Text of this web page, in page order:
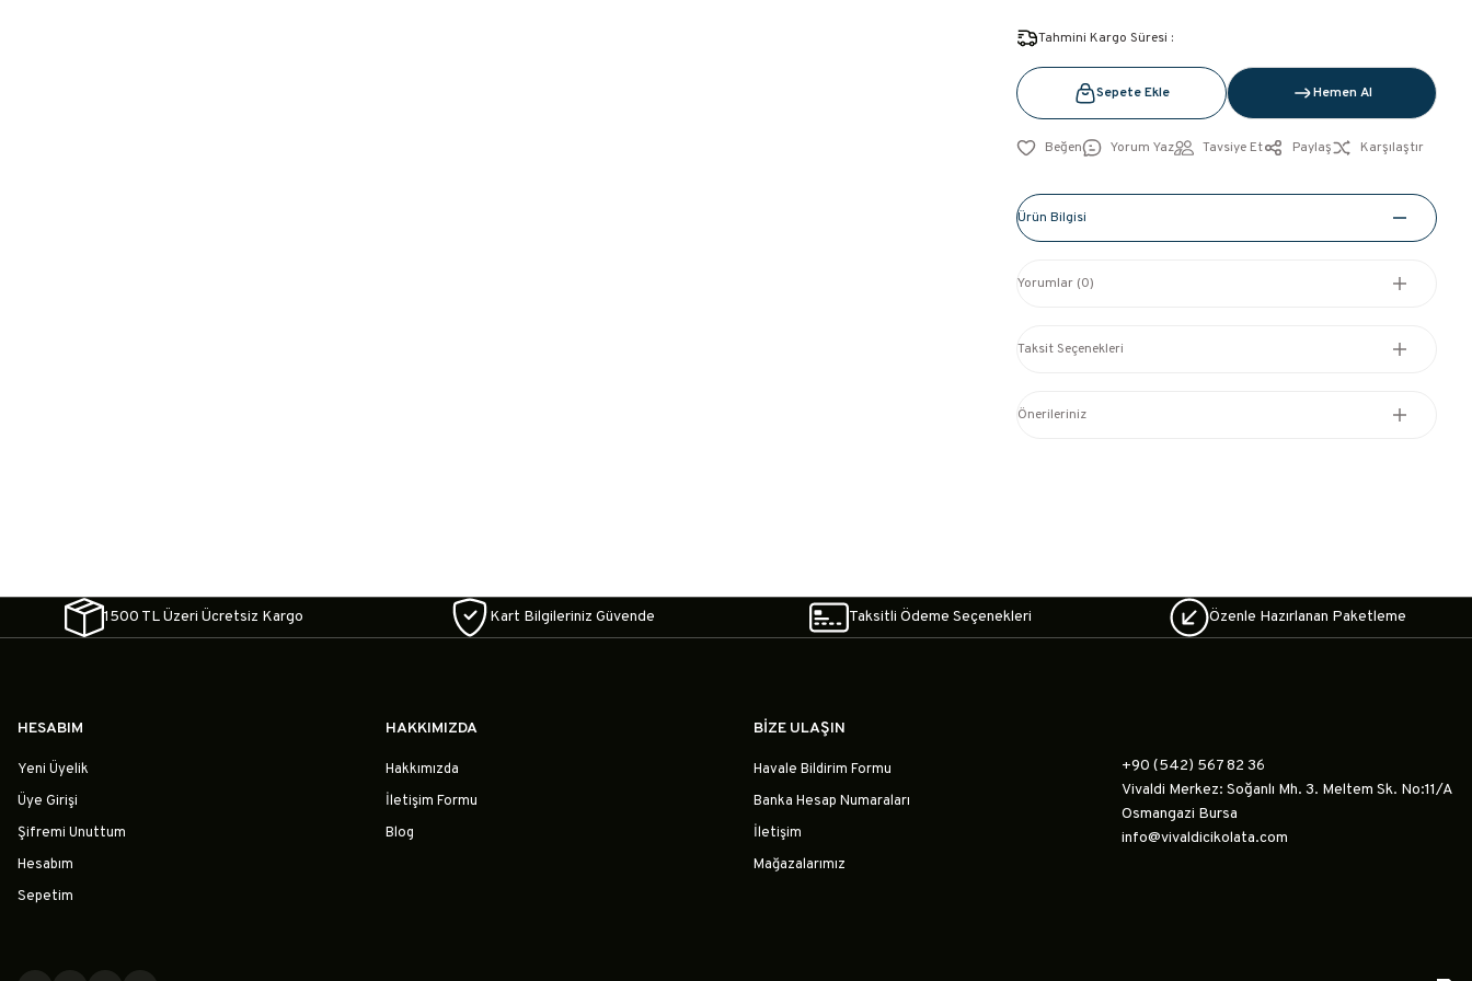
Tahmini Kargo Süresi :
Sepete Ekle Hemen Al
Yorum Yaz Tavsiye Et Paylaş Karşılaştır
Ürün Bilgisi
Yorumlar (0)
Taksit Seçenekleri
Önerileriniz
1500 TL Üzeri Ücretsiz Kargo Kart Bilgileriniz Güvende Taksitli Ödeme Seçenekleri Özenle Hazırlanan Paketleme
HESABIM
Yeni Üyelik
Üye Girişi
Şifremi Unuttum
Hesabım
Sepetim
HAKKIMIZDA
Hakkımızda
İletişim Formu
Blog
BİZE ULAŞIN
Havale Bildirim Formu
Banka Hesap Numaraları
İletişim
Mağazalarımız
+90 (542) 567 82 36
Vivaldi Merkez: Soğanlı Mh. 3. Meltem Sk. No:11/A
Osmangazi Bursa
info@vivaldicikolata.com